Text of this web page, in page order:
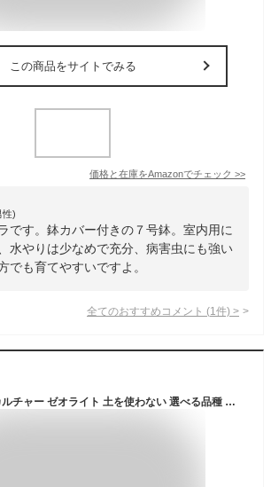
この商品をサイトでみる
価格と在庫をAmazonでチェック >>
性)
です。鉢カバー付きの７号鉢。室内用に
水やりは少なめで充分、病害虫にも強い
でも育てやすいですよ。
全てのおすすめコメント (1 件) >
観葉植物 ハイドロカルチャー ゼオライト 土を使わない 選べる品種 お任せ セット ミニ 観葉 パキラ ガジュマル サンスベリア アイビー ポトス ヤシ ネオレゲリア 誕生日 父の日 ギフト プレゼント 初心者